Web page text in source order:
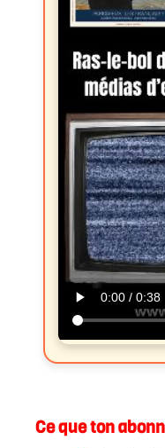
Ce que ton